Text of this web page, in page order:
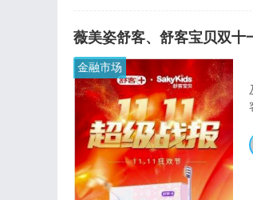
薇美姿舒客、舒客宝贝双十
金融市场